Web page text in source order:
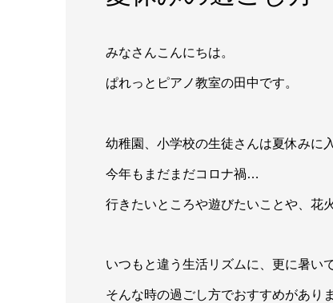
みなさんこんにちは。
ぱれっとピアノ教室の田中です。
幼稚園、小学校の生徒さんは夏休みに
今年もまだまだコロナ禍…
行きたいところや遊びたいことや、花
いつもと違う生活リズムに、更に暑い
そんな時の過ごし方でおすすめがあり